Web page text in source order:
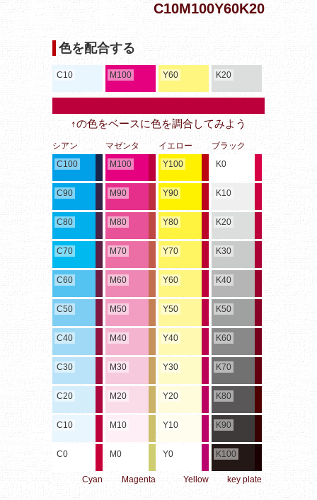
C10M100Y60K20
色を配合する
C10 M100 Y60 K20
↑の色をベースに色を調合してみよう
シアン
C100
C90
C80
C70
C60
C50
C40
C30
C20
C10
C0
Cyan
マゼンタ
M100
M90
M80
M70
M60
M50
M40
M30
M20
M10
M0
Magenta
イエロー
Y100
Y90
Y80
Y70
Y60
Y50
Y40
Y30
Y20
Y10
Y0
Yellow
ブラック
K0
K10
K20
K30
K40
K50
K60
K70
K80
K90
K100
key plate